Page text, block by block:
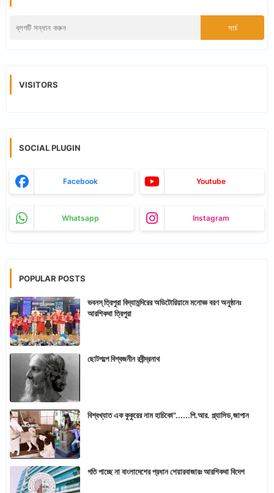
VISITORS
SOCIAL PLUGIN
Facebook Youtube
Whatsapp Instagram
POPULAR POSTS
ভবনস্ ত্রিপুরা বিদ্যামন্দিরের অডিটোরিয়ামে মনোজ্ঞ বরণ অনুষ্ঠানঃ
আরশিকথা ত্রিপুরা
ছোটগল্পে বিশ্বজনীন রবীন্দ্রনাথ
বিশ্বখ্যাত এক কুকুরের নাম হাচিকো"......পি.আর. প্ল্যাসিড,জাপান
গতি পাচ্ছে না বাংলাদেশের প্রধান শেয়ারবাজারঃ আরশিকথা বিদেশ